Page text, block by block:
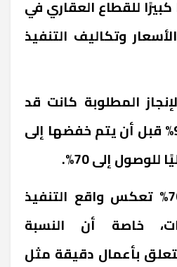
للقطاع العقاري في
وتكاليف التنفيذ
المطلوبة كانت قد
وصلت سابقًا إلى 95% قبل أن يتم خفضها إلى
وأكد أن نسبة الـ70% تعكس واقع التنفيذ
خاصة أن النسبة
بأعمال دقيقة مثل